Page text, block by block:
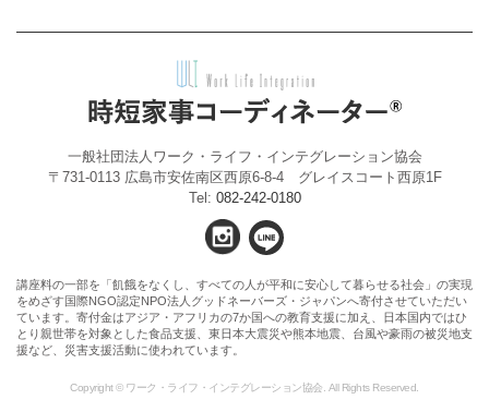
一般社団法人ワーク・ライフ・インテグレーション協会
〒731-0113 広島市安佐南区西原6-8-4 グレイスコート西原1F
Tel: 082-242-0180
講座料の一部を「飢餓をなくし、すべての人が平和に安心して暮らせる社会」の実現
をめざす国際NGO認定NPO法人グッドネーバーズ・ジャパンへ寄付させていただい
ています。寄付金はアジア・アフリカの7か国への教育支援に加え、日本国内ではひ
とり親世帯を対象とした食品支援、東日本大震災や熊本地震、台風や豪雨の被災地支
援など、災害支援活動に使われています。
Copyright © ワーク・ライフ・インテグレーション協会. All Rights Reserved.